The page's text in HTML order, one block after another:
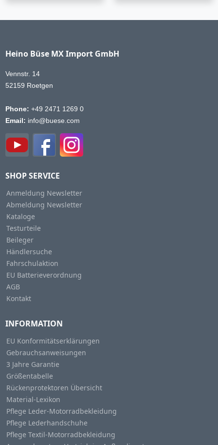
Heino Büse MX Import GmbH
Vennstr. 14
52159 Roetgen
Phone: +49 2471 1269 0
Email: info@buese.com
SHOP SERVICE
Anmeldung Newsletter
Abmeldung Newsletter
Kataloge
Testurteile
Beileger
Händlersuche
Fahrschulaktion
EU Batterieverordnung
AGB
Kontakt
INFORMATION
EU Konformitätserklärungen
Gebrauchsanweisungen
3 Jahre Garantie
Größentabelle
Rückenprotektoren Übersicht
Material-Lexikon
Pflege Leder-Motorradbekleidung
Pflege Lederhandschuhe
Pflege Textil-Motorradbekleidung